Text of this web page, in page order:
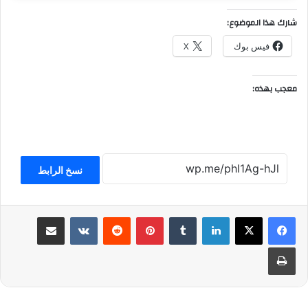
شارك هذا الموضوع:
فيس بوك X
معجب بهذه:
نسخ الرابط
لينكدإن بينتيريست مشاركة عبر البريد
طباعة